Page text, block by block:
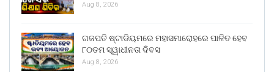
Aug 8, 2026
ଗଜପତି ଷ୍ଟାଡିୟମରେ ମହାସମାରୋହରେ ପାଳିତ ହେବ
୮୦ତମ ସ୍ୱାଧୀନତା ଦିବସ
Aug 8, 2026